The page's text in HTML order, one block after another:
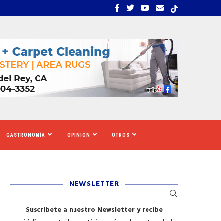
QUE CONVIRTIÓ UNA ESCOBA... EL MUSEO LUCAS DE
GASTRONOMÍA OPINIÓN OTROS
NEWSLETTER
Suscríbete a nuestro Newsletter y recibe